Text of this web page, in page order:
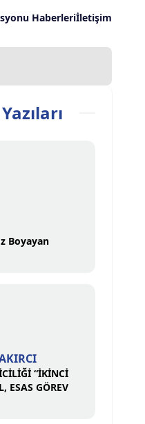
Haberleriİletişim
Boyayan
“İKİNCİ
ESAS GÖREV